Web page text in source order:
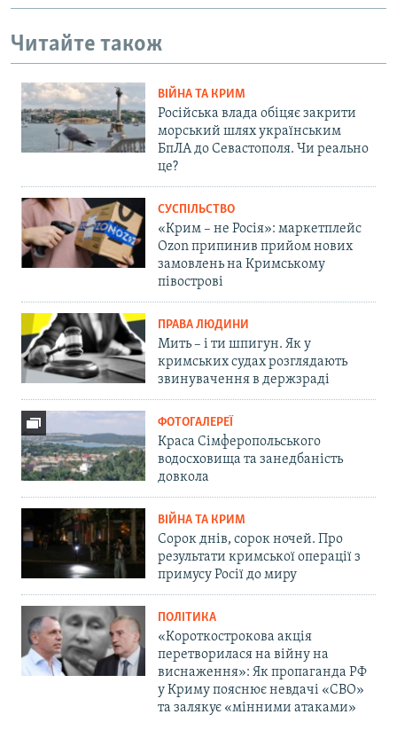
Читайте також
ВІЙНА ТА КРИМ
Російська влада обіцяє закрити
морський шлях українським
БпЛА до Севастополя. Чи реально
це?
СУСПІЛЬСТВО
«Крим – не Росія»: маркетплейс
Ozon припинив прийом нових
замовлень на Кримському
півострові
ПРАВА ЛЮДИНИ
Мить – і ти шпигун. Як у
кримських судах розглядають
звинувачення в держзраді
ФОТОГАЛЕРЕЇ
Краса Сімферопольського
водосховища та занедбаність
довкола
ВІЙНА ТА КРИМ
Сорок днів, сорок ночей. Про
результати кримської операції з
примусу Росії до миру
ПОЛІТИКА
«Короткострокова акція
перетворилася на війну на
виснаження»: Як пропаганда РФ
у Криму пояснює невдачі «СВО»
та залякує «мінними атаками»